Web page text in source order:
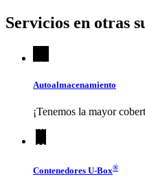
Servicios en otras
Autoalmacenamiento
¡Tenemos la mayor
Contenedores U-Box®